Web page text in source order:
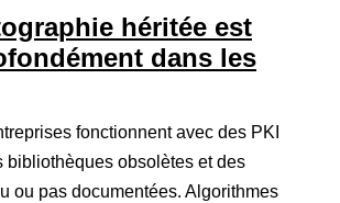
héritée est
dans les
fonctionnent avec des PKI
bibliothèques obsolètes et des
ou pas documentées. Algorithmes